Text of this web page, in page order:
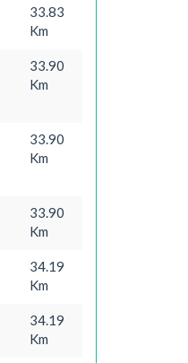
33.83
Km
33.90
Km
33.90
Km
33.90
Km
34.19
Km
34.19
Km